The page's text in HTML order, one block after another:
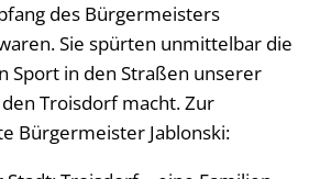
des Bürgermeisters
Sie spürten unmittelbar die
Sport in den Straßen unserer
Troisdorf macht. Zur
Bürgermeister Jablonski: